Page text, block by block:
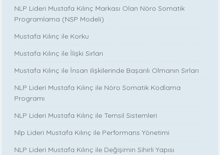
NLP Lideri Mustafa Kılınç Markası Olan Nöro Somatik
Programlama (NSP Modeli)
Mustafa Kılınç ile Korku
Mustafa Kılınç ile İlişki Sırları
Mustafa Kılınç ile İnsan ilişkilerinde Başarılı Olmanın Sırları
NLP Lideri Mustafa Kılınç ile Nöro Somatik Kodlama
Programı
NLP Lideri Mustafa Kılınç ile Temsil Sistemleri
Nlp Lideri Mustafa Kılınç ile Performans Yönetimi
NLP Lideri Mustafa Kılınç ile Değişimin Sihirli Yapısı